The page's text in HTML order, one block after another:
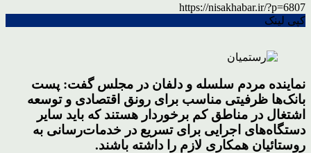
https://nisakhabar.ir/?p=6807
کپی لینک
نماینده مردم سلسله و دلفان در مجلس گفت: پست
بانک‌ها ظرفیتی مناسب برای رونق اقتصادی و توسعه
اشتغال در مناطق کم برخوردار هستند که باید سایر
دستگاه‌های اجرایی برای تسریع در خدمات‌رسانی به
روستائیان همکاری لازم را داشته باشند.